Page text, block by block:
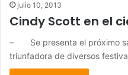
julio 10, 2013
Cindy Scott en el
– Se presenta el próximo
triunfadora de diversos